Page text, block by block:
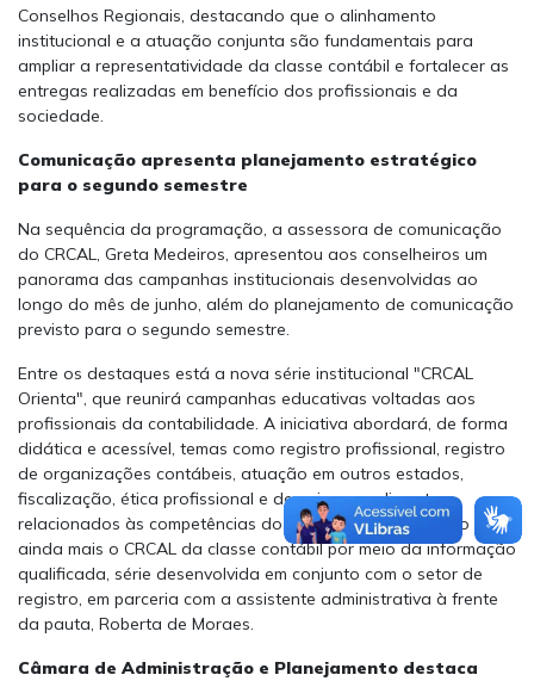
Conselhos Regionais, destacando que o alinhamento
institucional e a atuação conjunta são fundamentais para
ampliar a representatividade da classe contábil e fortalecer as
entregas realizadas em benefício dos profissionais e da
sociedade.
Comunicação apresenta planejamento estratégico
para o segundo semestre
Na sequência da programação, a assessora de comunicação
do CRCAL, Greta Medeiros, apresentou aos conselheiros um
panorama das campanhas institucionais desenvolvidas ao
longo do mês de junho, além do planejamento de comunicação
previsto para o segundo semestre.
Entre os destaques está a nova série institucional "CRCAL
Orienta", que reunirá campanhas educativas voltadas aos
profissionais da contabilidade. A iniciativa abordará, de forma
didática e acessível, temas como registro profissional, registro
de organizações contábeis, atuação em outros estados,
fiscalização, ética profissional e demais procedimentos
relacionados às competências do conselho, aproximando
ainda mais o CRCAL da classe contábil por meio da informação
qualificada, série desenvolvida em conjunto com o setor de
registro, em parceria com a assistente administrativa à frente
da pauta, Roberta de Moraes.
Câmara de Administração e Planejamento destaca